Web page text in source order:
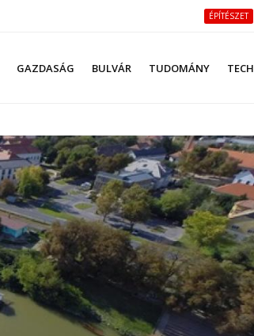
ÉPÍTÉSZET
GAZDASÁG BULVÁR TUDOMÁNY TECH